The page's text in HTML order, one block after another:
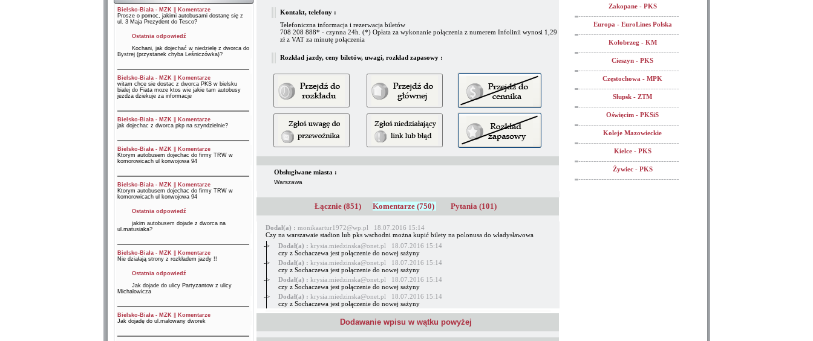
Bielsko-Biała - MZK||
Komentarze
Prosze o pomoc, jakimi autobusami dostanę się z
ul. 3 Maja Prezydent do Tesco?
Ostatnia odpowiedź
Kochani, jak dojechać w niedzielę z dworca do
Bystrej (przystanek chyba Leśniczówka)?
Bielsko-Biała - MZK||
Komentarze
witam chce sie dostac z dworca PKS w bielsku
bialej do Fiata moze ktos wie jakie tam autobusy
jezdza dziekuje za informacje
Bielsko-Biała - MZK||
Komentarze
jak dojechac z dworca pkp na szyndzielnie?
Bielsko-Biała - MZK||
Komentarze
Ktorym autobusem dojechac do firmy TRW w
komorowicach ul konwojowa 94
Bielsko-Biała - MZK||
Komentarze
Ktorym autobusem dojechac do firmy TRW w
komorowicach ul konwojowa 94
Ostatnia odpowiedź
jakim autobusem dojade z dworca na
ul.matusiaka?
Bielsko-Biała - MZK||
Komentarze
Nie działają strony z rozkładem jazdy !!
Ostatnia odpowiedź
Jak dojade do ulicy Partyzantow z ulicy
Michalowicza
Bielsko-Biała - MZK||
Komentarze
Jak dojadę do ul.malowany dworek
Kontakt, telefony :
Telefoniczna informacja i rezerwacja biletów
708 208 888* - czynna 24h. (*) Opłata za wykonanie połączenia z numerem Infolinii wynosi 1,29
zł z VAT za minutę połączenia
Rozkład jazdy, ceny biletów, uwagi, rozkład zapasowy :
Obsługiwane miasta :
Warszawa
Łącznie (851) Komentarze (750) Pytania (101)
Dodał(a) : monikaartur1972@wp.pl 18.07.2016 15:14
Czy na warszawaie stadion lub pks wschodni można kupić bilety na polonusa do władysławowa
->
Dodał(a) : krysia.miedzinska@onet.pl 18.07.2016 15:14
czy z Sochaczewa jest połączenie do nowej sażyny
->
Dodał(a) : krysia.miedzinska@onet.pl 18.07.2016 15:14
czy z Sochaczewa jest połączenie do nowej sażyny
->
Dodał(a) : krysia.miedzinska@onet.pl 18.07.2016 15:14
czy z Sochaczewa jest połączenie do nowej sażyny
->
Dodał(a) : krysia.miedzinska@onet.pl 18.07.2016 15:14
czy z Sochaczewa jest połączenie do nowej sażyny
Dodawanie wpisu w wątku powyżej
Zakopane - PKS
Europa - EuroLines Polska
Kołobrzeg - KM
Cieszyn - PKS
Częstochowa - MPK
Słupsk - ZTM
Oświęcim - PKSiS
Koleje Mazowieckie
Kielce - PKS
Żywiec - PKS